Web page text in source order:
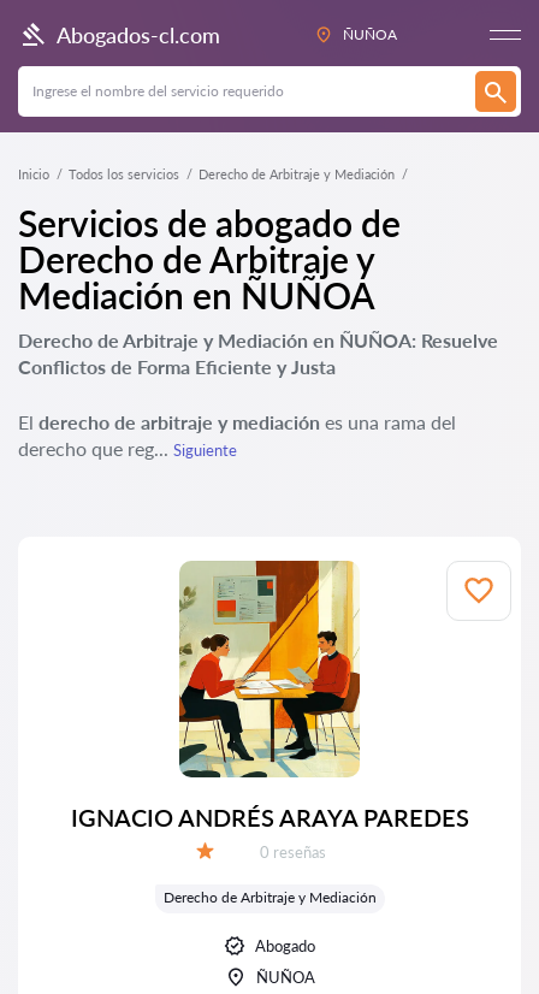
Abogados-cl.com ÑUÑOA
Inicio Todos los servicios Derecho de Arbitraje y Mediación
Servicios de abogado de
Derecho de Arbitraje y
Mediación en ÑUÑOA
Derecho de Arbitraje y Mediación en ÑUÑOA: Resuelve
Conflictos de Forma Eficiente y Justa
El derecho de arbitraje y mediación es una rama del
derecho que reg... Siguiente
IGNACIO ANDRÉS ARAYA PAREDES
Número de reseñas:
0 reseñas
Derecho de Arbitraje y Mediación
Abogado
ÑUÑOA